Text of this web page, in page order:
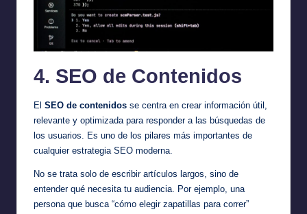
4. SEO de Contenidos
El SEO de contenidos se centra en crear información útil,
relevante y optimizada para responder a las búsquedas de
los usuarios. Es uno de los pilares más importantes de
cualquier estrategia SEO moderna.
No se trata solo de escribir artículos largos, sino de
entender qué necesita tu audiencia. Por ejemplo, una
persona que busca “cómo elegir zapatillas para correr”